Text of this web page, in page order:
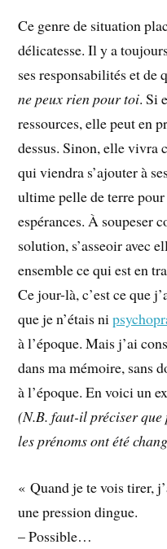
Ce genre de situation
délicatesse. Il y a
ses responsabilités et
ne peux rien pour toi. Si
ressources, elle peut en
dessus. Sinon, elle vivra
qui viendra s’ajouter à
ultime pelle de terre
espérances. À soupeser
solution, s’asseoir avec
ensemble ce qui est en
Ce jour-là, c’est ce que
que je n’étais ni
à l’époque. Mais j’ai
dans ma mémoire, sans
à l’époque. En voici un
(N.B. faut-il préciser
les prénoms ont été
« Quand je te vois tirer,
une pression dingue.
– Possible…